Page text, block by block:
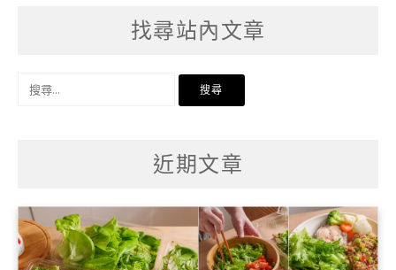
找尋站內文章
近期文章